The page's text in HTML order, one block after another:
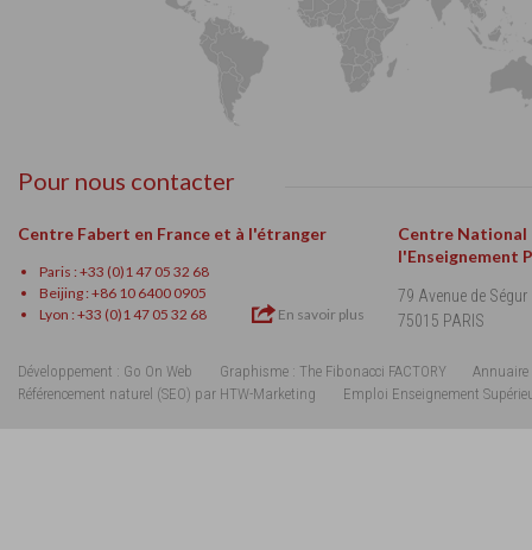
Pour nous contacter
Centre Fabert en France et à l'étranger
Paris : +33 (0)1 47 05 32 68
Beijing : +86 10 6400 0905
Lyon : +33 (0)1 47 05 32 68
En savoir plus
Centre National
l'Enseignement
79 Avenue de Ségur
75015 PARIS
Développement : Go On Web Graphisme : The Fibonacci FACTORY
Annuaire
Référencement naturel (SEO) par HTW-Marketing
Emploi Enseignement